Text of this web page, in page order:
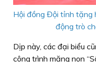
Hội đồng Đội tỉnh tặng
động trò
Dịp này, các đại biểu
công trình măng non